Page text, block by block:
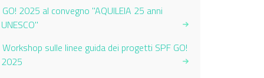
GO! 2025 al convegno "AQUILEIA 25 anni
UNESCO"
Workshop sulle linee guida dei progetti SPF GO!
2025